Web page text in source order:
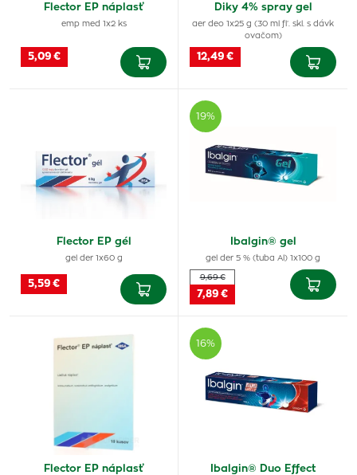
Flector EP náplasť
emp med 1x2 ks
5,09 €
Diky 4% spray gel
aer deo 1x25 g (30 ml fľ. skl. s dávk
ovačom)
12,49 €
Flector EP gél
gel der 1x60 g
5,59 €
19%
Ibalgin® gel
gel der 5 % (tuba Al) 1x100 g
9,69 €
7,89 €
Flector EP náplasť
16%
Ibalgin® Duo Effect